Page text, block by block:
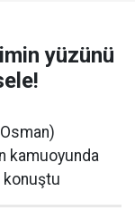
yüzünü
kamuoyunda